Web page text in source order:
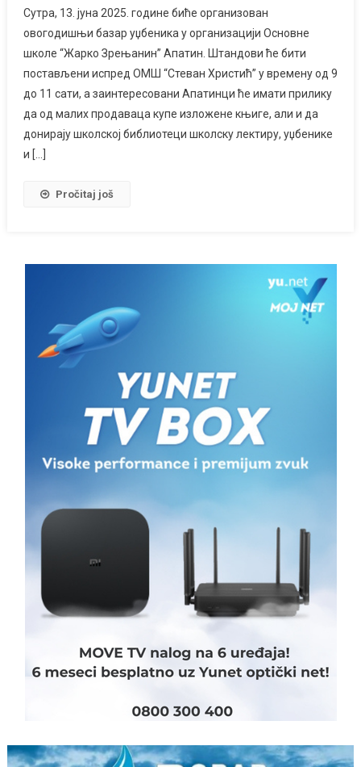
Сутра, 13. јуна 2025. године биће организован
овогодишњи базар уџбеника у организацији Основне
школе “Жарко Зрењанин” Апатин. Штандови ће бити
постављени испред ОМШ “Стеван Христић” у времену од 9
до 11 сати, а заинтересовани Апатинци ће имати прилику
да од малих продаваца купе изложене књиге, али и да
донирају школској библиотеци школску лектиру, уџбенике
и […]
Pročitaj još